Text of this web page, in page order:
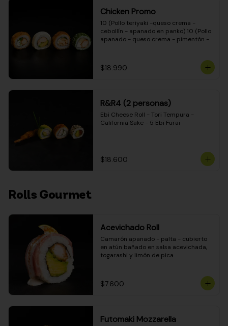
teriyaki - queso crema - cebollín -
envuelto en masa tempura) 10
(Pimentón - queso crema - cebollín -
envuelto en masa tempura)
Chicken Promo
10 (Pollo teriyaki -queso crema -
cebollín - apanado en panko) 10 (Pollo
apanado - queso crema - pimentón -
ciboulette) 10 (Pollo teriyaki - palta -
envuelto en queso crema)
$18.990
R&R4 (2 personas)
Ebi Cheese Roll - Tori Tempura -
California Sake - 5 Ebi Furai
$18.600
Rolls Gourmet
Acevichado Roll
Camarón apanado - palta - cubierto
en atún bañado en salsa acevichada,
togarashi y limón de pica
$7.600
Futomaki Mozzarella